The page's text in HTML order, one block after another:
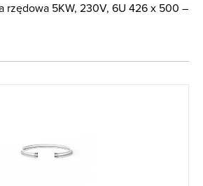
rzędowa 5KW, 230V, 6U 426 x 500 –